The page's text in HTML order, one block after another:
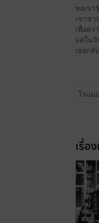
พอเขา
เขาชว
เพื่อคว
แต่ในวั
เธอกลั
โรแม
เรื่อ